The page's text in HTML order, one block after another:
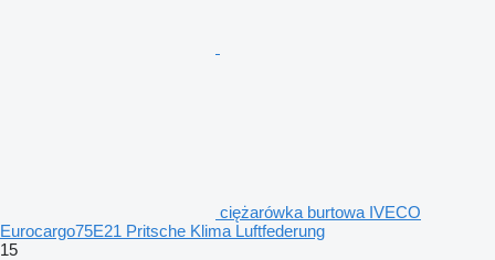
ciężarówka burtowa IVECO
Eurocargo75E21 Pritsche Klima Luftfederung
15